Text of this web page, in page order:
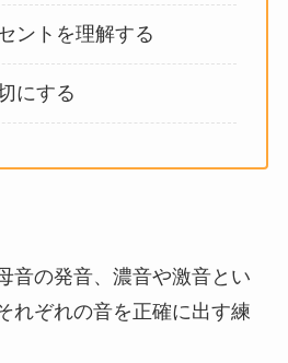
ントを理解する
にする
音の発音、濃音や激音とい
れぞれの音を正確に出す練